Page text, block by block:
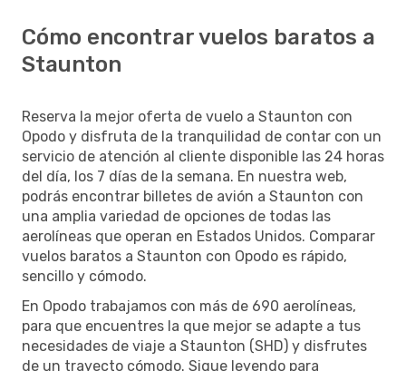
Cómo encontrar vuelos baratos a
Staunton
Reserva la mejor oferta de vuelo a Staunton con
Opodo y disfruta de la tranquilidad de contar con un
servicio de atención al cliente disponible las 24 horas
del día, los 7 días de la semana. En nuestra web,
podrás encontrar billetes de avión a Staunton con
una amplia variedad de opciones de todas las
aerolíneas que operan en Estados Unidos. Comparar
vuelos baratos a Staunton con Opodo es rápido,
sencillo y cómodo.
En Opodo trabajamos con más de 690 aerolíneas,
para que encuentres la que mejor se adapte a tus
necesidades de viaje a Staunton (SHD) y disfrutes
de un trayecto cómodo. Sigue leyendo para